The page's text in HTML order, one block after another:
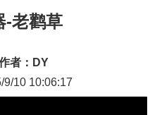
-老鹳草
者：DY
9/10 10:06:17